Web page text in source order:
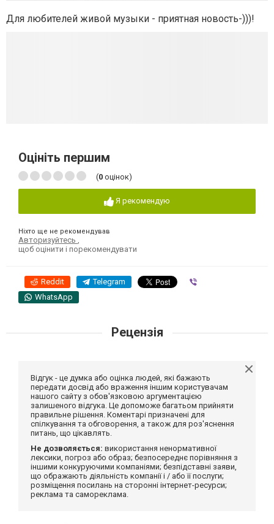
Для любителей живой музыки - приятная новость-)))!
Оцініть першим
(0 оцінок)
Я рекомендую
Ніхто ще не рекомендував
Авторизуйтесь
щоб оцінити і порекомендувати
Reddit Telegram
WhatsApp
Рецензія
Відгук - це думка або оцінка людей, які бажають
передати досвід або враження іншим користувачам
нашого сайту з обов'язковою аргументацією
залишеного відгука. Це допоможе багатьом прийняти
правильне рішення. Коментарі призначені для
спілкування та обговорення, а також для роз'яснення
питань, що цікавлять.
Не дозволяється: використання ненормативної
лексики, погроз або образ; безпосереднє порівняння з
іншими конкуруючими компаніями; безпідставні заяви,
що ображають діяльність компанії і / або її послуги;
розміщення посилань на сторонні інтернет-ресурси;
реклама та самореклама.